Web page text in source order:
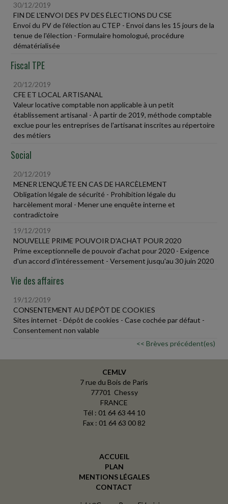
30/12/2019
FIN DE L'ENVOI DES PV DES ÉLECTIONS DU CSE
Envoi du PV de l'élection au CTEP - Envoi dans les 15 jours de la
tenue de l'élection - Formulaire homologué, procédure
dématérialisée
Fiscal TPE
20/12/2019
CFE ET LOCAL ARTISANAL
Valeur locative comptable non applicable à un petit
établissement artisanal - À partir de 2019, méthode comptable
exclue pour les entreprises de l'artisanat inscrites au répertoire
des métiers
Social
20/12/2019
MENER L'ENQUÊTE EN CAS DE HARCÈLEMENT
Obligation légale de sécurité - Prohibition légale du
harcèlement moral - Mener une enquête interne et
contradictoire
19/12/2019
NOUVELLE PRIME POUVOIR D'ACHAT POUR 2020
Prime exceptionnelle de pouvoir d'achat pour 2020 - Exigence
d'un accord d'intéressement - Versement jusqu'au 30 juin 2020
Vie des affaires
19/12/2019
CONSENTEMENT AU DÉPÔT DE COOKIES
Sites internet - Dépôt de cookies - Case cochée par défaut -
Consentement non valable
<< Brèves précédent(es)
CEMLV
7 rue du Bois de Paris
77701 Chessy
FRANCE
Tél : 01 64 63 44 10
Fax : 01 64 63 00 82
ACCUEIL
PLAN
MENTIONS LÉGALES
CONTACT